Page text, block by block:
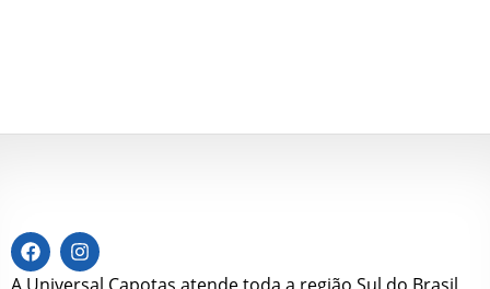
A Universal Capotas atende toda a região Sul do Brasil